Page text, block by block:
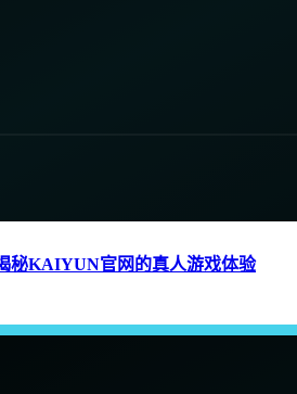
秘KAIYUN官网的真人游戏体验